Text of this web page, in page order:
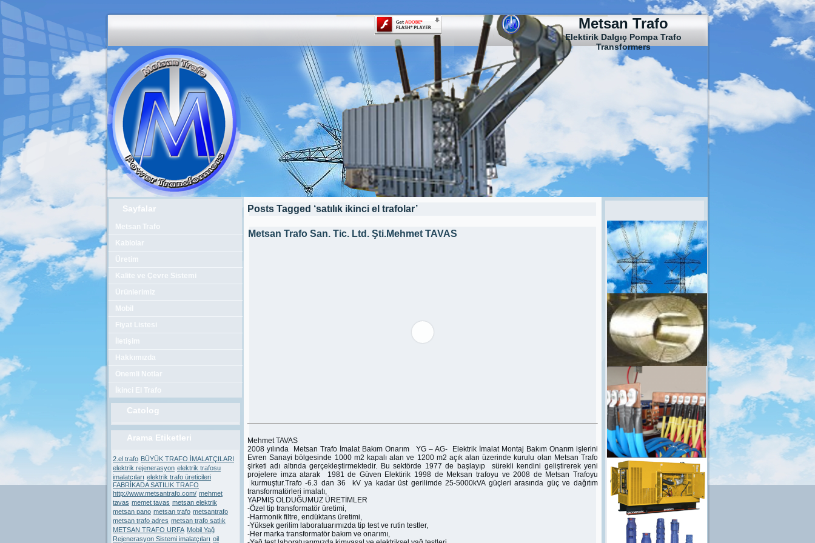
Metsan Trafo
Elektirik Dalgıç Pompa Trafo
Transformers
Sayfalar
Metsan Trafo
Kablolar
Üretim
Kalite ve Çevre Sistemi
Ürünlerimiz
Mobil
Fiyat Listesi
İletişim
Hakkımızda
Önemli Notlar
İkinci El Trafo
Catolog
Arama Etiketleri
2.el trafo BÜYÜK TRAFO İMALATÇILARI
elektrik rejenerasyon elektrik trafosu
imalatcıları elektrik trafo üreticileri
FABRİKADA SATILIK TRAFO
http://www.metsantrafo.com/ mehmet
tavas memet tavas metsan elektrik
metsan pano metsan trafo metsantrafo
metsan trafo adres metsan trafo satlık
METSAN TRAFO URFA Mobil Yağ
Rejenerasyon Sistemi imalatçıları oil
Posts Tagged ‘satılık ikinci el trafolar’
Metsan Trafo San. Tic. Ltd. Şti.Mehmet TAVAS
Mehmet TAVAS
2008 yılında Metsan Trafo İmalat Bakım Onarım YG – AG- Elektrik İmalat Montaj Bakım Onarım işlerini
Evren Sanayi bölgesinde 1000 m2 kapalı alan ve 1200 m2 açık alan üzerinde kurulu olan Metsan Trafo
şirketi adı altında gerçekleştirmektedir. Bu sektörde 1977 de başlayıp sürekli kendini geliştirerek yeni
projelere imza atarak 1981 de Güven Elektirik 1998 de Meksan trafoyu ve 2008 de Metsan Trafoyu
kurmuştur.Trafo -6.3 dan 36 kV ya kadar üst gerilimde 25-5000kVA güçleri arasında güç ve dağıtım
transformatörleri imalatı,
YAPMIŞ OLDUĞUMUZ ÜRETİMLER
-Özel tip transformatör üretimi,
-Harmonik filtre, endüktans üretimi,
-Yüksek gerilim laboratuarımızda tip test ve rutin testler,
-Her marka transformatör bakım ve onarımı,